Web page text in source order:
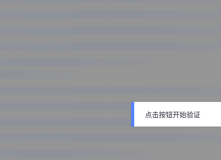
点击按钮开始验证